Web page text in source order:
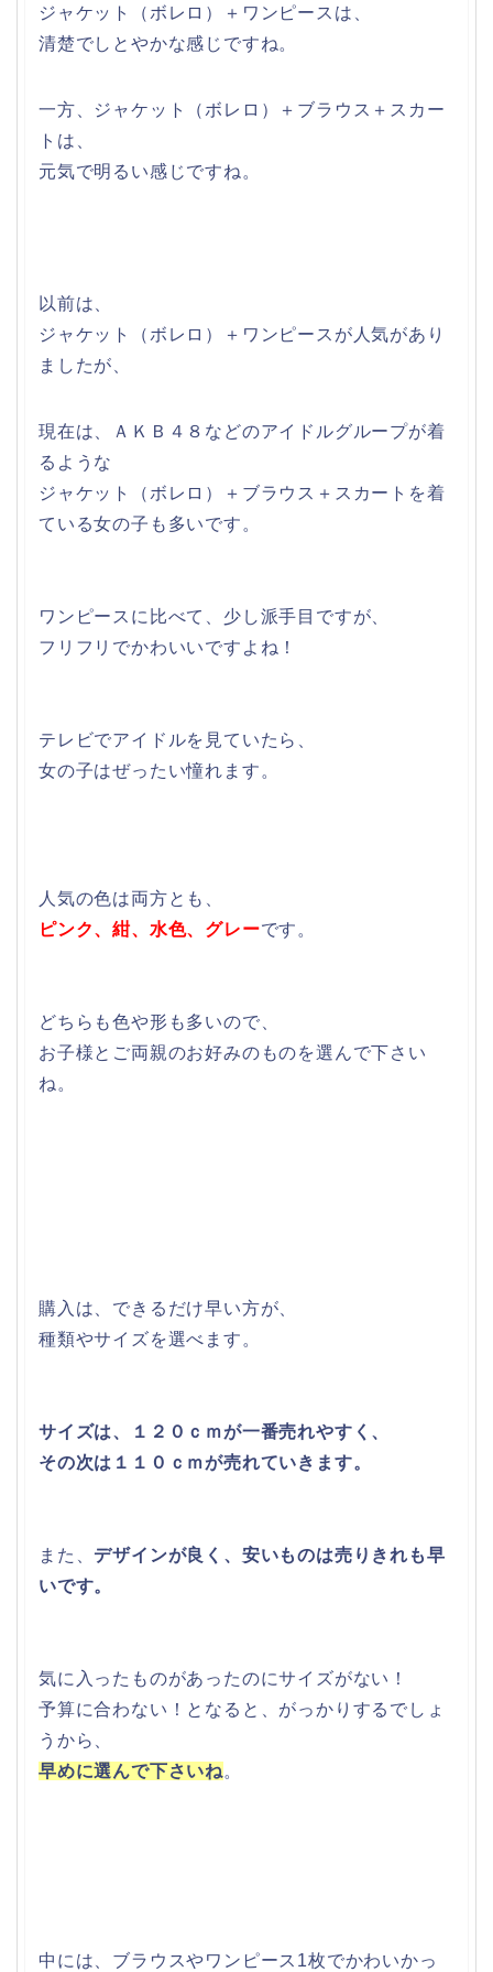
ジャケット（ボレロ）＋ワンピースは、
清楚でしとやかな感じですね。
一方、ジャケット（ボレロ）＋ブラウス＋スカー
トは、
元気で明るい感じですね。
以前は、
ジャケット（ボレロ）＋ワンピースが人気があり
ましたが、
現在は、ＡＫＢ４８などのアイドルグループが着
るような
ジャケット（ボレロ）＋ブラウス＋スカートを着
ている女の子も多いです。
ワンピースに比べて、少し派手目ですが、
フリフリでかわいいですよね！
テレビでアイドルを見ていたら、
女の子はぜったい憧れます。
人気の色は両方とも、
ピンク、紺、水色、グレーです。
どちらも色や形も多いので、
お子様とご両親のお好みのものを選んで下さい
ね。
購入は、できるだけ早い方が、
種類やサイズを選べます。
サイズは、１２０ｃｍが一番売れやすく、
その次は１１０ｃｍが売れていきます。
また、 デザインが良く、安いものは売りきれも早
いです。
気に入ったものがあったのにサイズがない！
予算に合わない！となると、がっかりするでしょ
うから、
早めに選んで下さいね。
中には、ブラウスやワンピース1枚でかわいかっ